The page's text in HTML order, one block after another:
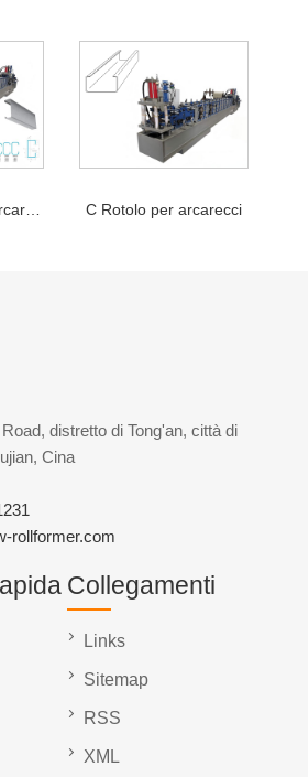
C Macchina per arcarecci C Rotolo per arcarecci
distretto di Tong'an, città di
Cina
rollformer.com
Collegamenti
Links
Sitemap
RSS
XML